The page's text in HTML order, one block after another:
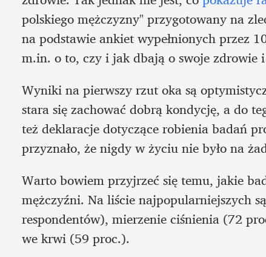
polskiego mężczyzny" przygotowany na
na podstawie ankiet wypełnionych przez
m.in. o to, czy i jak dbają o swoje zdrowie
Wyniki na pierwszy rzut oka są
stara się zachować dobrą kondycję, a do
też deklaracje dotyczące robienia badań
przyznało, że nigdy w życiu nie było na
Warto bowiem przyjrzeć się temu, jakie
mężczyźni. Na liście najpopularniejszych
respondentów), mierzenie ciśnienia (72
we krwi (59 proc.).